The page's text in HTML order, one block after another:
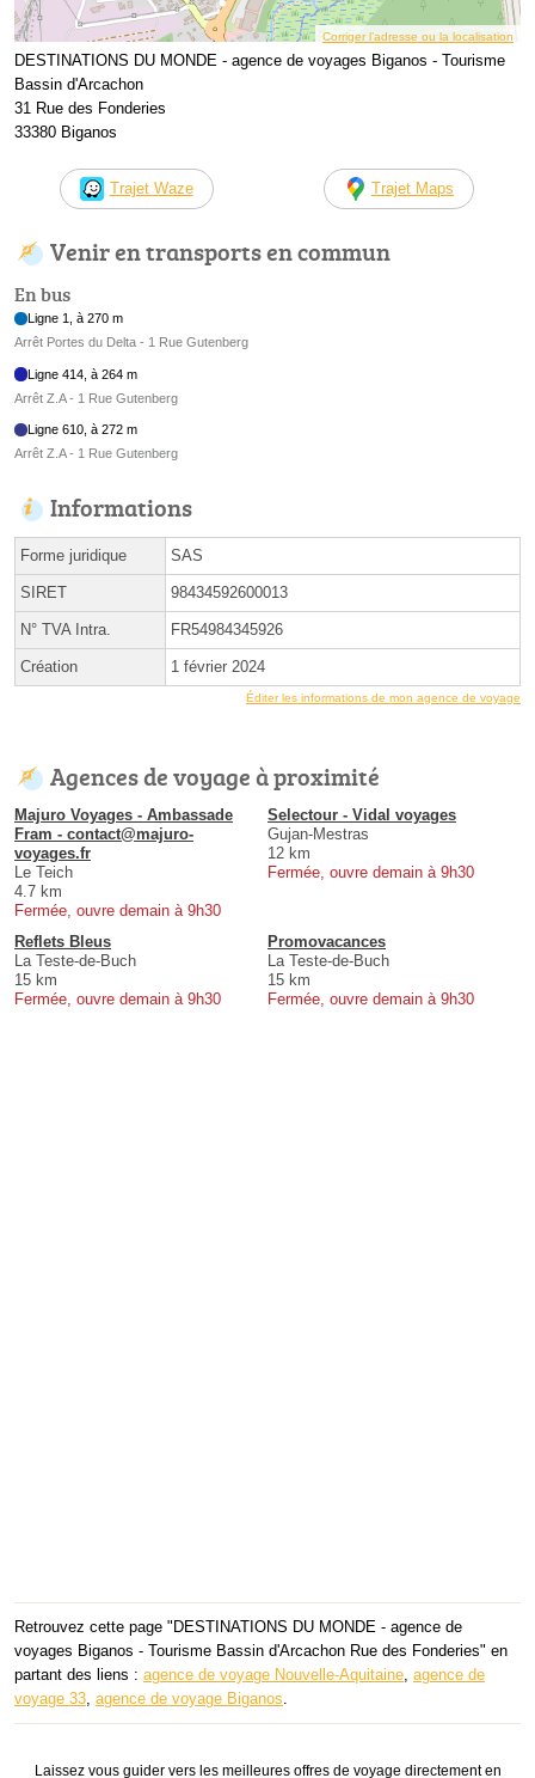
Corriger l’adresse ou la localisation
DESTINATIONS DU MONDE - agence de voyages Biganos - Tourisme
Bassin d'Arcachon
31 Rue des Fonderies
33380 Biganos
Trajet Waze Trajet Maps
Venir en transports en commun
En bus
Ligne 1, à 270 m
Arrêt Portes du Delta - 1 Rue Gutenberg
Ligne 414, à 264 m
Arrêt Z.A - 1 Rue Gutenberg
Ligne 610, à 272 m
Arrêt Z.A - 1 Rue Gutenberg
Informations
Forme juridique SAS
SIRET 98434592600013
N° TVA Intra. FR54984345926
Création 1 février 2024
Éditer les informations de mon agence de voyage
Agences de voyage à proximité
Majuro Voyages - Ambassade
Fram - contact@majuro-
voyages.fr
Le Teich
4.7 km
Fermée, ouvre demain à 9h30
Selectour - Vidal voyages
Gujan-Mestras
12 km
Fermée, ouvre demain à 9h30
Reflets Bleus
La Teste-de-Buch
15 km
Fermée, ouvre demain à 9h30
Promovacances
La Teste-de-Buch
15 km
Fermée, ouvre demain à 9h30
Retrouvez cette page "DESTINATIONS DU MONDE - agence de
voyages Biganos - Tourisme Bassin d'Arcachon Rue des Fonderies" en
partant des liens : agence de voyage Nouvelle-Aquitaine, agence de
voyage 33, agence de voyage Biganos.
Laissez vous guider vers les meilleures offres de voyage directement en